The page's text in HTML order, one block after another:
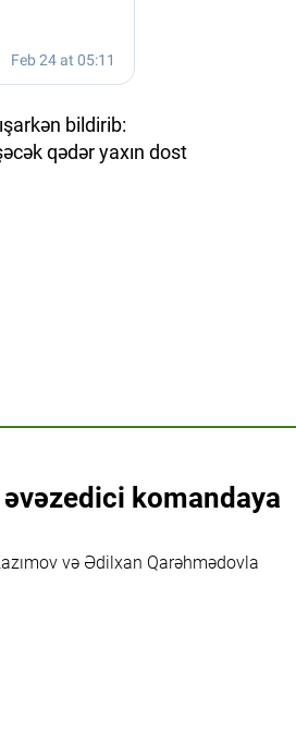
bildirib:
qədər yaxın dost
komandaya
və Ədilxan Qarəhmədovla